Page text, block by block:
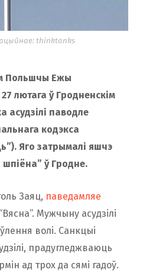
thinktanks
Польшчы Ежы
лютага ў Гродненскім
асудзілі паводле
кодэкса
Яго затрымалі яшчэ
шпіёна” ў Гродне.
Заяц, паведамляе
Мужчыну асудзілі
волі. Санкцыі
прадугледжваюць
ад трох да сямі гадоў.